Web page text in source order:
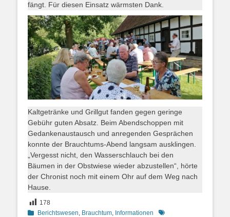
fängt. Für diesen Einsatz wärmsten Dank.
Kaltgetränke und Grillgut fanden gegen geringe
Gebühr guten Absatz. Beim Abendschoppen mit
Gedankenaustausch und anregenden Gesprächen
konnte der Brauchtums-Abend langsam ausklingen.
„Vergesst nicht, den Wasserschlauch bei den
Bäumen in der Obstwiese wieder abzustellen“, hörte
der Chronist noch mit einem Ohr auf dem Weg nach
Hause.
178
Kategorien
Berichtswesen Brauchtum Informationen
Schlagworte